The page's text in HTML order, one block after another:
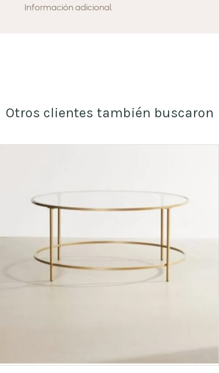
Información adicional
Otros clientes también buscaron